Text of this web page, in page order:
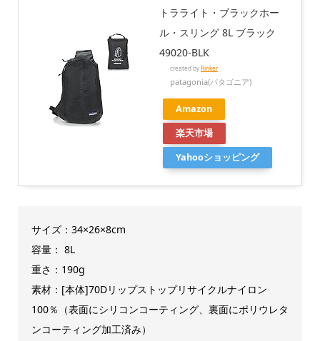
トラライト・ブラックホー
ル・スリング 8L ブラック
49020-BLK
created byRinker
patagonia(パタゴニア)
Amazon
楽天市場
Yahooショッピング
サイズ：34×26×8cm
容量： 8L
重さ：190g
素材：[本体]70Dリップストップリサイクルナイロン
100％（表面にシリコンコーティング、裏面にポリウレタ
ンコーティング加工済み）